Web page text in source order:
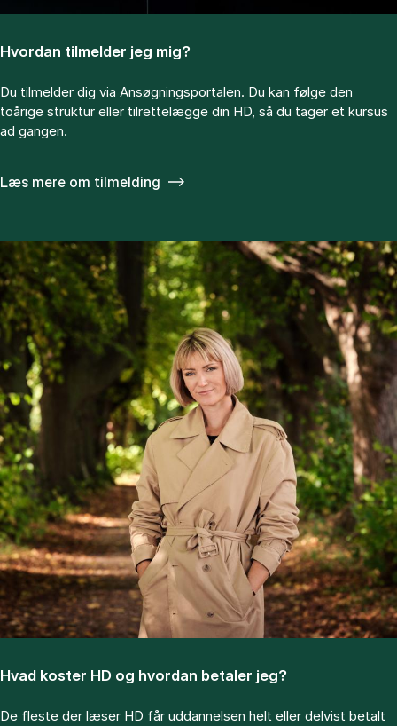
Hvordan tilmelder jeg mig?
Du tilmelder dig via Ansøgningsportalen. Du kan følge den
toårige struktur eller tilrettelægge din HD, så du tager et kursus
ad gangen.
Læs mere om tilmelding
Hvad ko­ster HD og hvor­dan be­ta­ler jeg?
De fle­ste der læ­ser HD får ud­dan­nel­sen helt el­ler del­vist be­talt